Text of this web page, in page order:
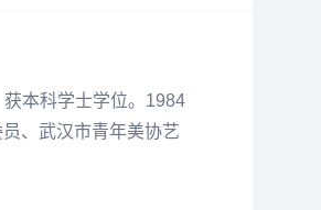
本科学士学位。1984
、武汉市青年美协艺